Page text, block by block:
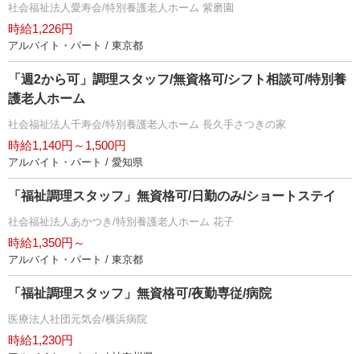
社会福祉法人愛寿会/特別養護老人ホーム 紫磨園
時給1,226円
アルバイト・パート / 東京都
「週2から可」調理スタッフ/無資格可/シフト相談可/特別養
護老人ホーム
社会福祉法人千寿会/特別養護老人ホーム 長久手さつきの家
時給1,140円～1,500円
アルバイト・パート / 愛知県
「福祉調理スタッフ」無資格可/日勤のみ/ショートステイ
社会福祉法人あかつき/特別養護老人ホーム 花子
時給1,350円～
アルバイト・パート / 東京都
「福祉調理スタッフ」無資格可/夜勤専従/病院
医療法人社団元気会/横浜病院
時給1,230円